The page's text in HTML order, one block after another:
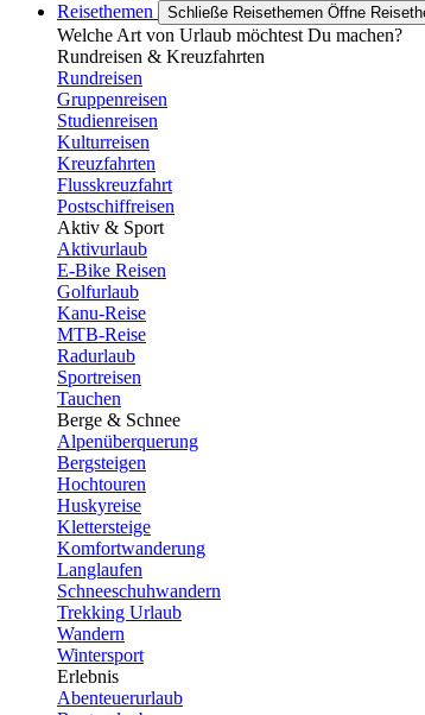
Reisethemen
Schließe Reisethemen Öffne
Welche Art von Urlaub möchtest Du machen?
Rundreisen & Kreuzfahrten
Rundreisen
Gruppenreisen
Studienreisen
Kulturreisen
Kreuzfahrten
Flusskreuzfahrt
Postschiffreisen
Aktiv & Sport
Aktivurlaub
E-Bike Reisen
Golfurlaub
Kanu-Reise
MTB-Reise
Radurlaub
Sportreisen
Tauchen
Berge & Schnee
Alpenüberquerung
Bergsteigen
Hochtouren
Huskyreise
Klettersteige
Komfortwanderung
Langlaufen
Schneeschuhwandern
Trekking Urlaub
Wandern
Wintersport
Erlebnis
Abenteuerurlaub